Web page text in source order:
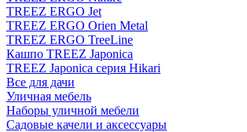
TREEZ ERGO Jet
TREEZ ERGO Orien Metal
TREEZ ERGO TreeLine
Кашпо TREEZ Japonica
TREEZ Japonica серия Hikari
Все для дачи
Уличная мебель
Наборы уличной мебели
Садовые качели и аксессуары